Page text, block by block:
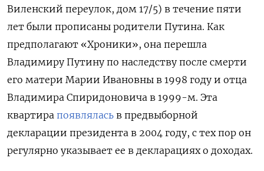
Виленский переулок, дом 17/5) в течение пяти
лет были прописаны родители Путина. Как
предполагают «Хроники», она перешла
Владимиру Путину по наследству после смерти
его матери Марии Ивановны в 1998 году и отца
Владимира Спиридоновича в 1999-м. Эта
квартира появлялась в предвыборной
декларации президента в 2004 году, с тех пор он
регулярно указывает ее в декларациях о доходах.